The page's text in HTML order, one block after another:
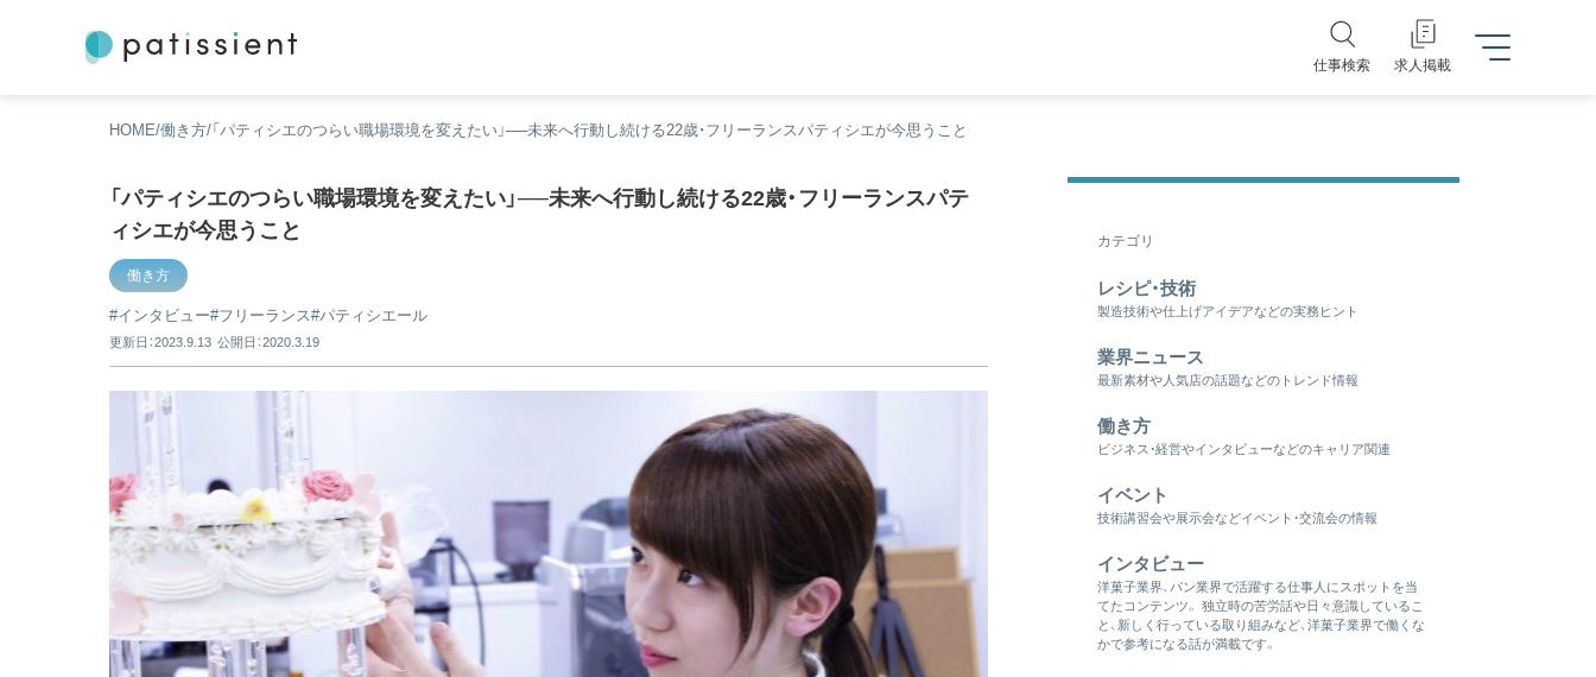
仕事検索 求人掲載
HOME 働き方 「パティシエのつらい職場環境を変えたい」──未来へ行動し続ける22歳・フリーランスパティシエが今思うこと
「パティシエのつらい職場環境を変えたい」──未来へ行動し続ける22歳・フリーランスパテ
ィシエが今思うこと
働き方
インタビュー フリーランス パティシエール
更新日：2023.9.13 公開日：2020.3.19
カテゴリ
レシピ・技術
製造技術や仕上げアイデアなどの実務ヒント
業界ニュース
最新素材や人気店の話題などのトレンド情報
働き方
ビジネス・経営やインタビューなどのキャリア関連
イベント
技術講習会や展示会などイベント・交流会の情報
インタビュー
洋菓子業界、パン業界で活躍する仕事人にスポットを当
てたコンテンツ。 独立時の苦労話や日々意識しているこ
と、新しく行っている取り組みなど、洋菓子業界で働くな
かで参考になる話が満載です。